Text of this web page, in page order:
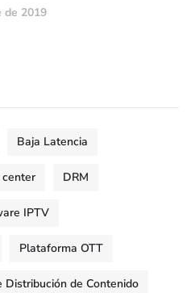
de 2019
Baja Latencia
DRM
IPTV
Plataforma OTT
Distribución de Contenido